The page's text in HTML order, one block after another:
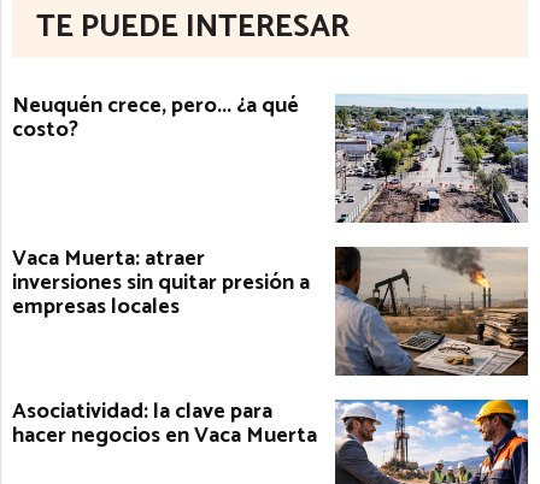
TE PUEDE INTERESAR
Neuquén crece, pero... ¿a qué
costo?
Vaca Muerta: atraer
inversiones sin quitar presión a
empresas locales
Asociatividad: la clave para
hacer negocios en Vaca Muerta